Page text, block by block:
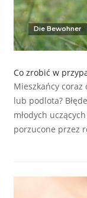
Die Bewohner
Co zrobić w
Mieszkańcy
lub podlota?
młodych
porzucone przez